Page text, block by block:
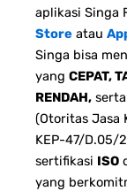
aplikasi Singa
Store atau
Singa bisa
yang CEPAT,
RENDAH, serta
(Otoritas Jasa
KEP-47/D.05/
sertifikasi ISO
yang